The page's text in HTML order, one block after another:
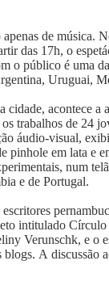
de música.
das 17h, o
o público é uma
Uruguai,
acontece a
trabalhos de 24
áudio-visual,
pinhole em lata e
num
e de Portugal.
intitulado
Verunschk, e o
A discussão